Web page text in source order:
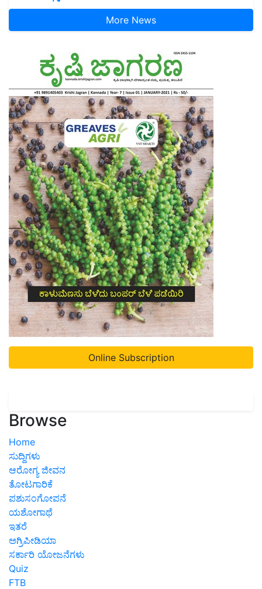
More News
Online Subscription
Browse
Home
ಸುದ್ದಿಗಳು
ಆರೋಗ್ಯ ಜೀವನ
ತೋಟಗಾರಿಕೆ
ಪಶುಸಂಗೋಪನೆ
ಯಶೋಗಾಥೆ
ಇತರೆ
ಅಗ್ರಿಪೀಡಿಯಾ
ಸರ್ಕಾರಿ ಯೋಜನೆಗಳು
Quiz
FTB